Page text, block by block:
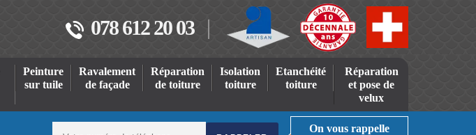
078 612 20 03
Peinture
sur tuile
Ravalement
de façade
Réparation
de toiture
Isolation
toiture
Etanchéité
toiture
Réparation
et pose de
velux
On vous rappelle